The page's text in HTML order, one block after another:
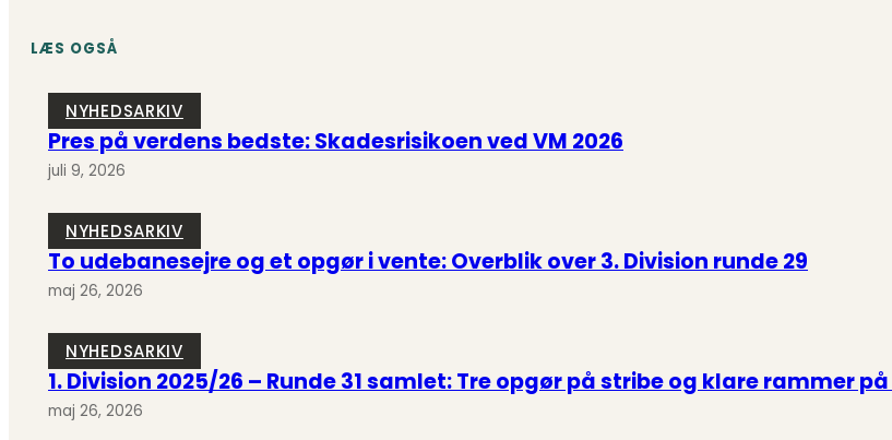
LÆS OGSÅ
NYHEDSARKIV
Pres på verdens bedste: Skadesrisikoen ved VM 2026
juli 9, 2026
NYHEDSARKIV
To udebanesejre og et opgør i vente: Overblik over 3. Division runde 29
maj 26, 2026
NYHEDSARKIV
1. Division 2025/26 – Runde 31 samlet: Tre opgør på stribe og klare rammer
maj 26, 2026